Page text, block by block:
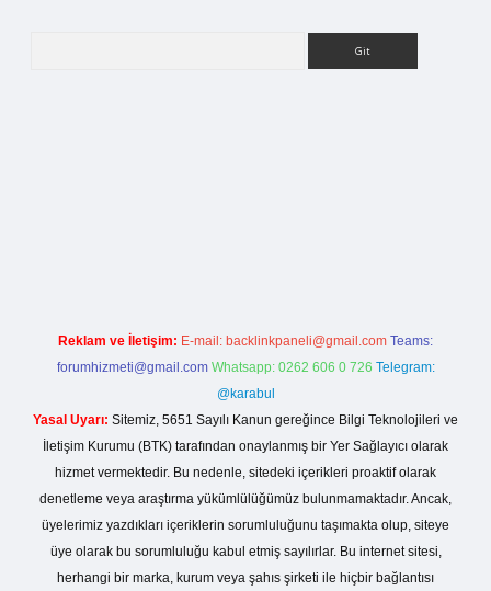
Reklam ve İletişim: E-mail: backlinkpaneli@gmail.com Teams:
forumhizmeti@gmail.com Whatsapp: 0262 606 0 726 Telegram:
@karabul
Yasal Uyarı: Sitemiz, 5651 Sayılı Kanun gereğince Bilgi Teknolojileri ve
İletişim Kurumu (BTK) tarafından onaylanmış bir Yer Sağlayıcı olarak
hizmet vermektedir. Bu nedenle, sitedeki içerikleri proaktif olarak
denetleme veya araştırma yükümlülüğümüz bulunmamaktadır. Ancak,
üyelerimiz yazdıkları içeriklerin sorumluluğunu taşımakta olup, siteye
üye olarak bu sorumluluğu kabul etmiş sayılırlar. Bu internet sitesi,
herhangi bir marka, kurum veya şahıs şirketi ile hiçbir bağlantısı